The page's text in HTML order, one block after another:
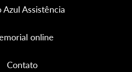
Azul Assistência
online
Contato